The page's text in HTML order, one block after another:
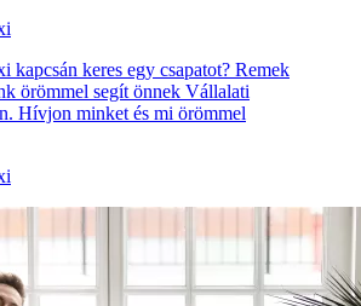
kapcsán keres egy csapatot? Remek
örömmel segít önnek Vállalati
Hívjon minket és mi örömmel